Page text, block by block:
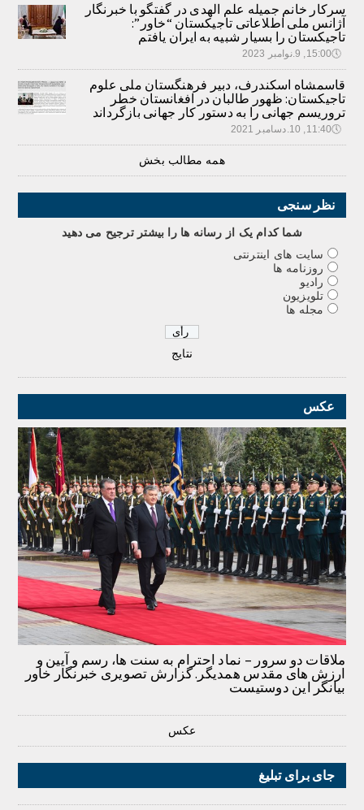
سرکار خانم جمیله علم الهدی در گفتگو با خبرنگار
آژانس ملی اطلاعاتی تاجیکستان “خاور”:
تاجیکستان را بسیار شبیه به ایران یافتم
🕔15:00, 9.نوامبر 2023
قاسمشاه اسکندرف، دبیر فرهنگستان ملی علوم
تاجیکستان: ظهور طالبان در افغانستان خطر
تروریسم جهانی را به دستور کار جهانی بازگرداند
🕔11:40, 10.دسامبر 2021
همه مطالب بخش
نظر سنجی
شما کدام يک از رسانه ها را بيشتر ترجيح می دهيد
سایت های اینترنتی
روزنامه ها
رادیو
تلویزیون
مجله ها
نتایج
عکس
ملاقات دو سرور – نماد احترام به سنت ها، رسم و آیین و
ارزش های مقدس همدیگر. گزارش تصویری خبرنگار خاور
بیانگر این دوستیست
عکس
جای برای تبلیغ